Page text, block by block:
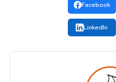
Facebook
LinkedIn